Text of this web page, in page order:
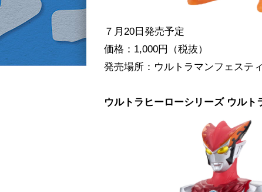
７月20日発売予定
価格：1,000円（税抜）
発売場所：ウルトラマンフェステ
ウルトラヒーローシリーズ ウル